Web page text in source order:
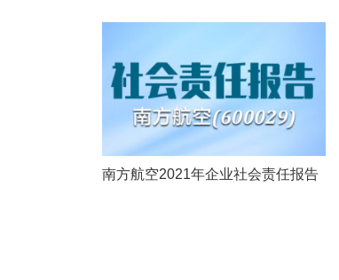
南方航空2021年企业社会责任报告